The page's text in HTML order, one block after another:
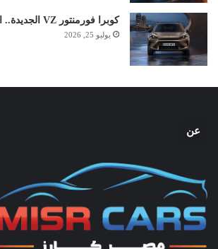
كوبرا فورمنتور VZ الجديدة.. الكتالوج الرسمي
يوليو 25, 2026
عن